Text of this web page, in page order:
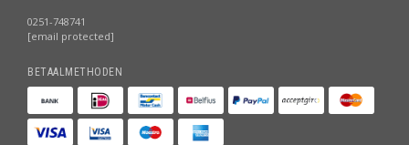
0251-748741
[email protected]
BETAALMETHODEN